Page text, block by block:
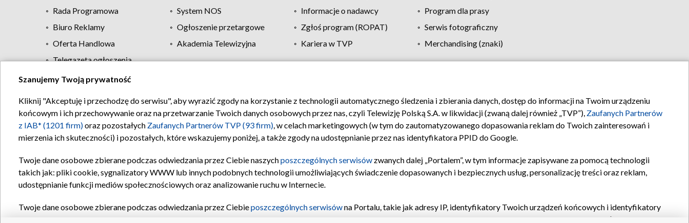
Rada Programowa
System NOS Informacje o nadawcy
Program dla prasy
Biuro Reklamy
Ogłoszenie przetargowe Zgłoś program (ROPAT)
Serwis fotograficzny
Oferta Handlowa
Akademia Telewizyjna Kariera w TVP
Merchandising (znaki)
Telegazeta ogłoszenia
Regulamin TVP Polityka prywatności Moje zgody Pomoc Biuro reklamy Kontakt
Szanujemy Twoją prywatność
Kliknij "Akceptuję i przechodzę do serwisu", aby wyrazić zgody na korzystanie z technologii automatycznego śledzenia i zbierania danych, dostęp do informacji na Twoim urządzeniu
końcowym i ich przechowywanie oraz na przetwarzanie Twoich danych osobowych przez nas, czyli Telewizję Polską S.A. w likwidacji (zwaną dalej również „TVP”), Zaufanych Partnerów
z IAB* (1201 firm)oraz pozostałych Zaufanych Partnerów TVP (93 firm), w celach marketingowych (w tym do zautomatyzowanego dopasowania reklam do Twoich zainteresowań i
mierzenia ich skuteczności) i pozostałych, które wskazujemy poniżej, a także zgody na udostępnianie przez nas identyfikatora PPID do Google.
Twoje dane osobowe zbierane podczas odwiedzania przez Ciebie naszychposzczególnych serwisów zwanych dalej „Portalem”, w tym informacje zapisywane za pomocą technologii
takich jak: pliki cookie, sygnalizatory WWW lub innych podobnych technologii umożliwiających świadczenie dopasowanych i bezpiecznych usług, personalizację treści oraz reklam,
udostępnianie funkcji mediów społecznościowych oraz analizowanie ruchu w Internecie.
Twoje dane osobowe zbierane podczas odwiedzania przez Ciebieposzczególnych serwisówna Portalu, takie jak adresy IP, identyfikatory Twoich urządzeń końcowych i identyfikatory
oraz pozostałych